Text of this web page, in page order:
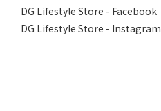
DG Lifestyle Store - Facebook
DG Lifestyle Store - Instagram